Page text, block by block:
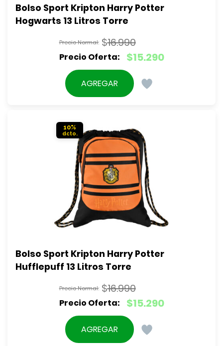
Bolso Sport Kripton Harry Potter
Hogwarts 13 Litros Torre
$16.990
El
precio
original
$15.290
El
precio
actual
AGREGAR
10%
Bolso Sport Kripton Harry Potter
Hufflepuff 13 Litros Torre
$16.990
El
precio
original
$15.290
El
precio
actual
AGREGAR